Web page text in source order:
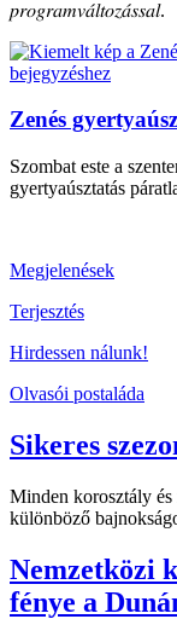
𝑝𝑟𝑜𝑔𝑟𝑎𝑚𝑣𝑎́𝑙𝑡𝑜𝑧𝑎́𝑠𝑠𝑎𝑙.
Zenés
Szombat este a
gyertyaúsztatás
Megjelenések
Terjesztés
Hirdessen nálunk!
Olvasói postaláda
Sikeres
Minden korosztály
különböző
Nemzetközi
fénye a